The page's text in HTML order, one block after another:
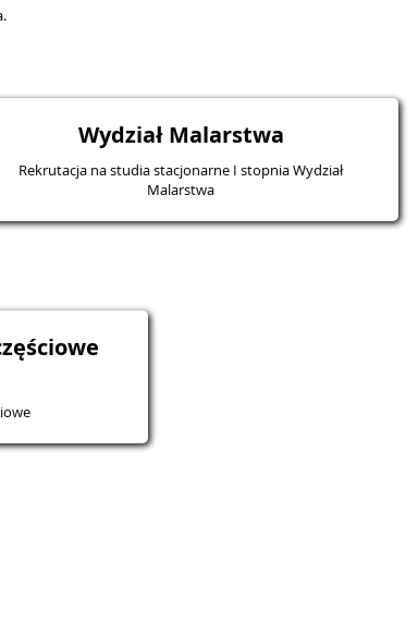
Wydział Malarstwa
Rekrutacja na studia stacjonarne I stopnia Wydział
Malarstwa